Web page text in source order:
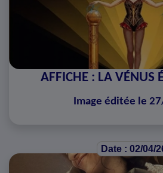
AFFICHE : LA VÉNUS
Image éditée le
Date : 02/04/